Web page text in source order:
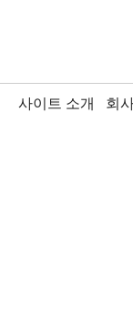
사이트 소개 회